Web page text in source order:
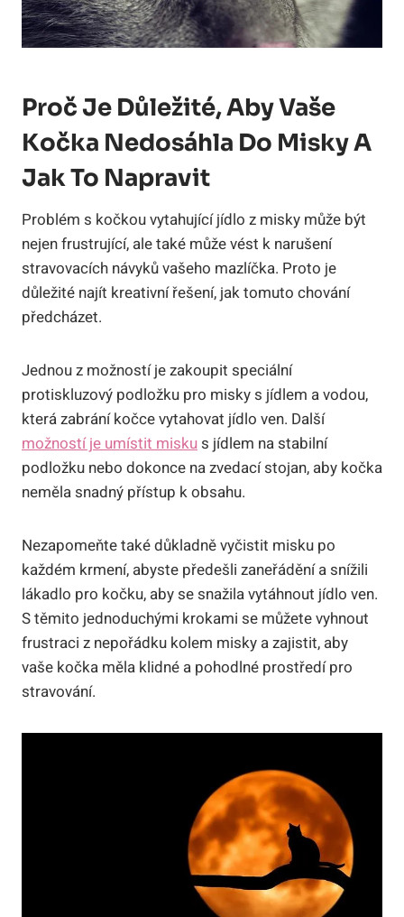
Proč Je Důležité, Aby Vaše
Kočka Nedosáhla Do Misky A
Jak To Napravit
Problém s kočkou vytahující jídlo z misky může být
nejen frustrující, ale také může vést k narušení
stravovacích návyků vašeho mazlíčka. Proto je
důležité najít kreativní řešení, jak tomuto chování
předcházet.
Jednou z možností je zakoupit speciální
protiskluzový podložku pro misky s jídlem a vodou,
která zabrání kočce vytahovat jídlo ven. Další
možností je umístit miskus jídlem na stabilní
podložku nebo dokonce na zvedací stojan, aby kočka
neměla snadný přístup k obsahu.
Nezapomeňte také důkladně vyčistit misku po
každém krmení, abyste předešli zaneřádění a snížili
lákadlo pro kočku, aby se snažila vytáhnout jídlo ven.
S těmito jednoduchými krokami se můžete vyhnout
frustraci z nepořádku kolem misky a zajistit, aby
vaše kočka měla klidné a pohodlné prostředí pro
stravování.